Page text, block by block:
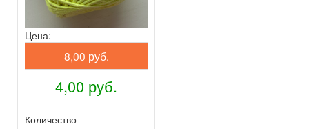
Цена:
8,00 руб.
4,00 руб.
Количество